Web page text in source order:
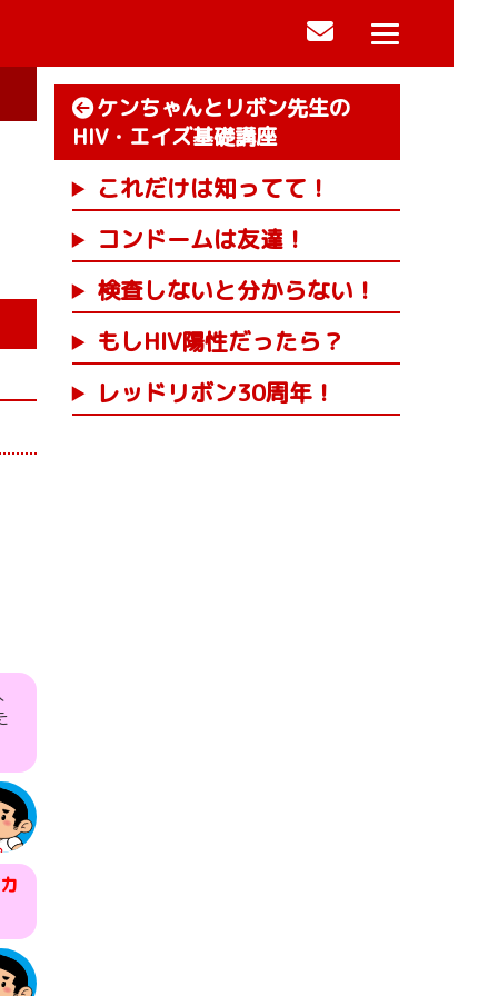
ケンちゃんとリボン先生の
HIV・エイズ基礎講座
これだけは知ってて！
コンドームは友達！
検査しないと分からない！
もしHIV陽性だったら？
レッドリボン30周年！